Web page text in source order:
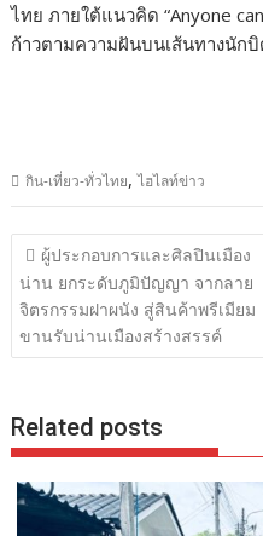
ไทย ภายใต้แนวคิด “Anyone
ก้าวตามความฝันบนเส้นทางนัก
กิน-เที่ยว-ทั่วไทย,ไฮไลท์ข่าว
แนะแนว
เรื่อง
ผู้ประกอบการและศิลปินเมือง
น่าน ยกระดับภูมิปัญญา จากลาย
จิตรกรรมฝาผนัง สู่สินค้าพรีเมียม
ขานรับน่านเมืองสร้างสรรค์
Related posts